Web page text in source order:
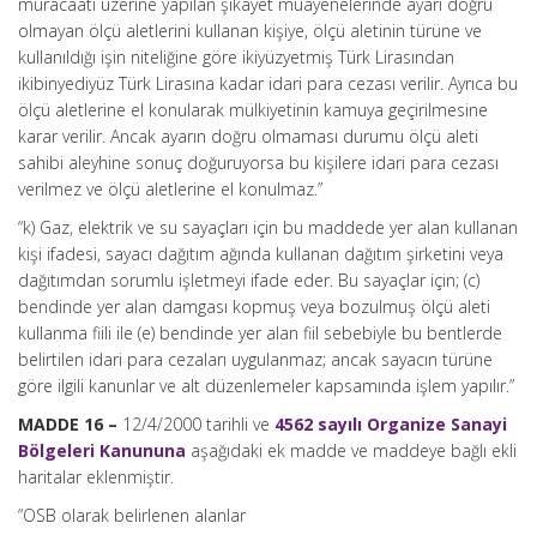
olmayan ölçü aletlerini kullanan kişiye, ölçü aletinin türüne ve
kullanıldığı işin niteliğine göre ikiyüzyetmiş Türk Lirasından
ikibinyediyüz Türk Lirasına kadar idari para cezası verilir. Ayrıca bu
ölçü aletlerine el konularak mülkiyetinin kamuya geçirilmesine
karar verilir. Ancak ayarın doğru olmaması durumu ölçü aleti
sahibi aleyhine sonuç doğuruyorsa bu kişilere idari para cezası
verilmez ve ölçü aletlerine el konulmaz.”
“k) Gaz, elektrik ve su sayaçları için bu maddede yer alan kullanan
kişi ifadesi, sayacı dağıtım ağında kullanan dağıtım şirketini veya
dağıtımdan sorumlu işletmeyi ifade eder. Bu sayaçlar için; (c)
bendinde yer alan damgası kopmuş veya bozulmuş ölçü aleti
kullanma fiili ile (e) bendinde yer alan fiil sebebiyle bu bentlerde
belirtilen idari para cezaları uygulanmaz; ancak sayacın türüne
göre ilgili kanunlar ve alt düzenlemeler kapsamında işlem yapılır.”
MADDE 16 – 12/4/2000 tarihli ve 4562 sayılı Organize Sanayi
Bölgeleri Kanununa aşağıdaki ek madde ve maddeye bağlı ekli
haritalar eklenmiştir.
“OSB olarak belirlenen alanlar